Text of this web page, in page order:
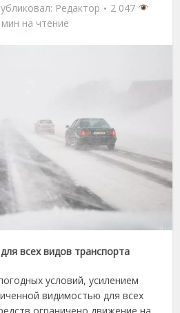
Редактор
2 047
на чтение
всех видов транспорта
условий, усилением
видимостью для всех